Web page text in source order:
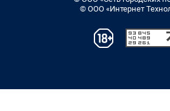
© ООО «Интернет